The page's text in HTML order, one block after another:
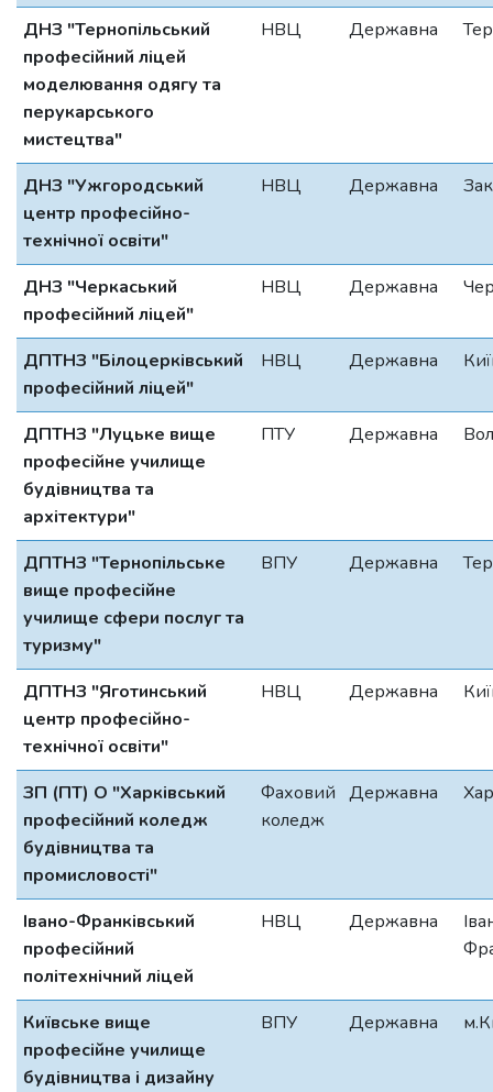
ДНЗ "Тернопільський
професійний ліцей
моделювання одягу та
перукарського
мистецтва"
НВЦ Державна
ДНЗ "Ужгородський
центр професійно-
технічної освіти"
НВЦ Державна
ДНЗ "Черкаський
професійний ліцей"
НВЦ Державна
ДПТНЗ "Білоцерківський
професійний ліцей"
НВЦ Державна
ДПТНЗ "Луцьке вище
професійне училище
будівництва та
архітектури"
ПТУ Державна
ДПТНЗ "Тернопільське
вище професійне
училище сфери послуг та
туризму"
ВПУ Державна
ДПТНЗ "Яготинський
центр професійно-
технічної освіти"
НВЦ Державна
ЗП (ПТ) О "Харківський
професійний коледж
будівництва та
промисловості"
Фаховий
коледж
Державна
Івано-Франківський
професійний
політехнічний ліцей
НВЦ Державна
Київське вище
професійне училище
будівництва і дизайну
ВПУ Державна